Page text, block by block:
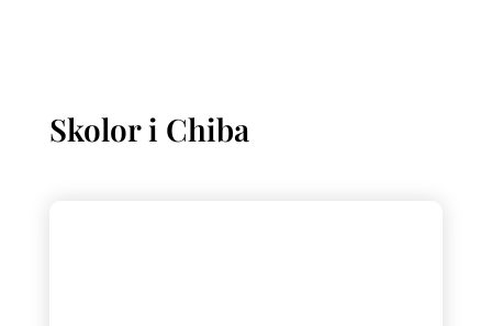
Skolor i Chiba